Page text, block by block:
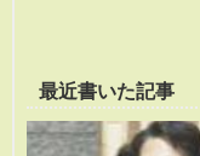
最近書いた記事